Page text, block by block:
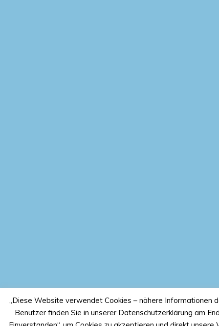
„Diese Website verwendet Cookies – nähere Informationen
Benutzer finden Sie in unserer Datenschutzerklärung am